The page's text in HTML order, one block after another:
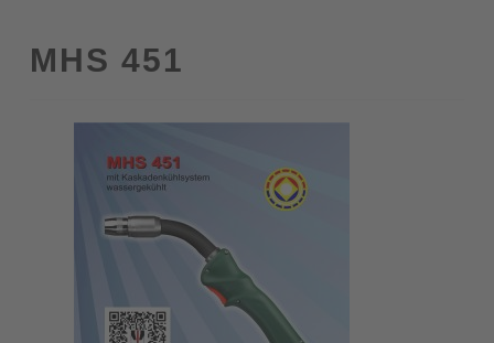
MHS 451